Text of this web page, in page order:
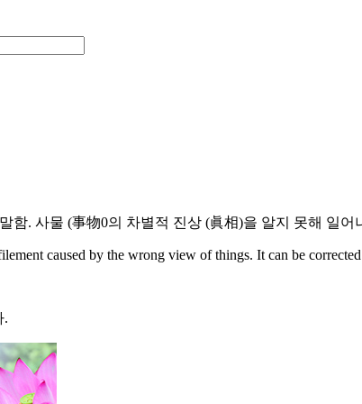
함. 사물 (事物0의 차별적 진상 (眞相)을 알지 못해 일
caused by the wrong view of things. It can be
.